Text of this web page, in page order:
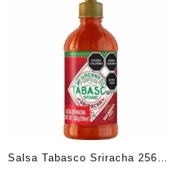
hasta
$39.00
Salsa Tabasco Sriracha 256